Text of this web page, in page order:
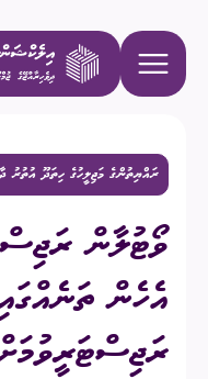
ރައްޔިތުންގެ މަޖިލީހުގެ ހިތަދޫ އުތުރު
ވޯޓުލާން
އެހެން